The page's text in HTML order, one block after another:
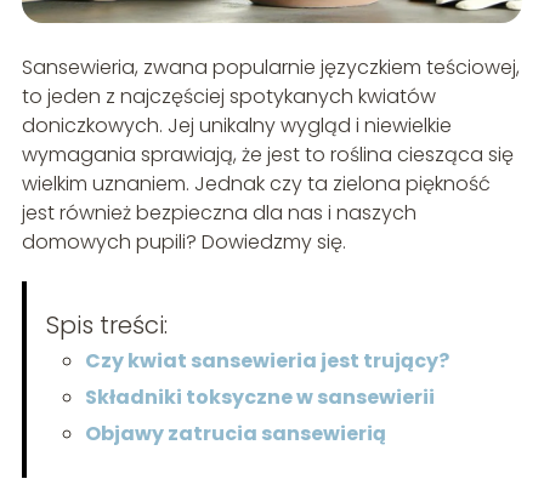
Sansewieria, zwana popularnie języczkiem teściowej,
to jeden z najczęściej spotykanych kwiatów
doniczkowych. Jej unikalny wygląd i niewielkie
wymagania sprawiają, że jest to roślina ciesząca się
wielkim uznaniem. Jednak czy ta zielona piękność
jest również bezpieczna dla nas i naszych
domowych pupili? Dowiedzmy się.
Spis treści:
Czy kwiat sansewieria jest trujący?
Składniki toksyczne w sansewierii
Objawy zatrucia sansewierią